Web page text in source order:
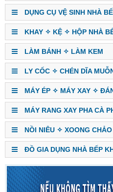
DỤNG CỤ VỆ SINH NHÀ
KHAY ✧ KỆ ✧ HỘP NHÀ
LÀM BÁNH ✧ LÀM KEM
LY CỐC ✧ CHÉN DĨA
MÁY ÉP ✧ MÁY XAY ✧
MÁY RANG XAY PHA CÀ
NỒI NIÊU ✧ XOONG
ĐỒ GIA DỤNG NHÀ BẾP